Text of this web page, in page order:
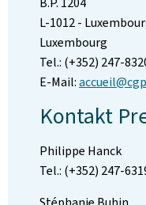
L-1012 -
Luxembourg
Tel.: (+352) 247-
E-Mail:
Kontakt
Philippe Hanck
Tel.: (+352) 247-